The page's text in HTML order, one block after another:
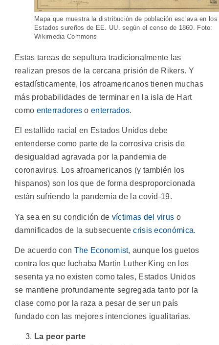
Mapa que muestra la distribución de población esclava en los
Estados sureños de EE. UU. según el censo de 1860. Foto:
Wikimedia Commons
Estas tareas de sepultura tradicionalmente las
realizan presos de la cercana prisión de Rikers. Y
estadísticamente, los afroamericanos tienen muchas
más probabilidades de terminar en la isla de Hart
como enterradores oenterrados.
El estallido racial en Estados Unidos debe
entenderse como parte de la corrosiva crisis de
desigualdad agravada por la pandemia de
coronavirus. Los afroamericanos (y también los
hispanos) son los que de forma desproporcionada
están sufriendo la pandemia de la covid-19.
Ya sea en su condición de víctimas del virus o
damnificados de la subsecuentecrisis económica.
De acuerdo con The Economist, aunque los guetos
contra los que luchaba Martin Luther King en los
sesenta ya no existen como tales, Estados Unidos
se mantiene profundamente segregada tanto por la
clase como por la raza a pesar de ser un país
fundado con las mejores intenciones igualitarias.
La peor parte